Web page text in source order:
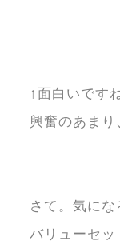
↑面白いです
興奮のあま
さて。気に
バリューセ